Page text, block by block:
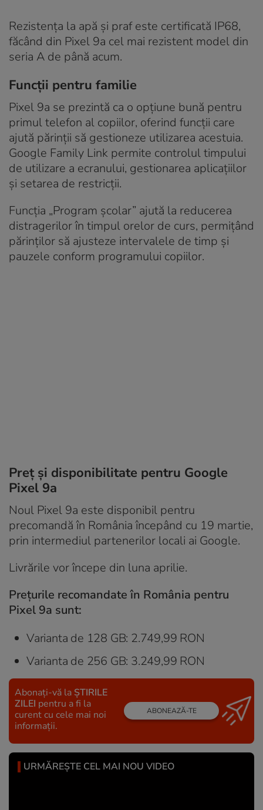
Rezistența la apă și praf este certificată IP68,
făcând din Pixel 9a cel mai rezistent model din
seria A de până acum.
Funcții pentru familie
Pixel 9a se prezintă ca o opțiune bună pentru
primul telefon al copiilor, oferind funcții care
ajută părinții să gestioneze utilizarea acestuia.
Google Family Link permite controlul timpului
de utilizare a ecranului, gestionarea aplicațiilor
și setarea de restricții.
Funcția „Program școlar” ajută la reducerea
distragerilor în timpul orelor de curs, permițând
părinților să ajusteze intervalele de timp și
pauzele conform programului copiilor.
Preț și disponibilitate pentru Google
Pixel 9a
Noul Pixel 9a este disponibil pentru
precomandă în România începând cu 19 martie,
prin intermediul partenerilor locali ai Google.
Livrările vor începe din luna aprilie.
Prețurile recomandate în România pentru
Pixel 9a sunt:
Varianta de 128 GB: 2.749,99 RON
Varianta de 256 GB: 3.249,99 RON
Abonați-vă la ȘTIRILE
ZILEI pentru a fi la
curent cu cele mai noi
informații.
ABONEAZĂ-TE
URMĂREȘTE CEL MAI NOU VIDEO